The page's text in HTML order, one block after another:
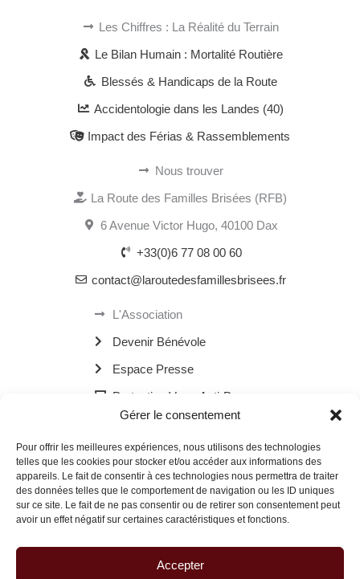
Gérer le consentement
Pour offrir les meilleures expériences, nous utilisons des technologies
telles que les cookies pour stocker et/ou accéder aux informations des
appareils. Le fait de consentir à ces technologies nous permettra de traiter
des données telles que le comportement de navigation ou les ID uniques
sur ce site. Le fait de ne pas consentir ou de retirer son consentement peut
avoir un effet négatif sur certaines caractéristiques et fonctions.
Accepter
Les Chiffres : La Réalité du Terrain
Le Bilan Humain : Mortalité Routière
Blessés & Handicaps de la Route
Accidentologie dans les Landes (40)
Impact des Férias & Rassemblements
Nous trouver
La Route des Familles Brisées (RFB)
6 Avenue Victor Hugo, 40100 Dax
+33(0)6 77 08 00 60
contact@laroutedesfamillesbrisees.fr
L'Association
Devenir Bénévole
Espace Presse
Protection Verre Anti-Drogue
Les Bornes Recharge Mobile
Les Navettes Kékébus
Menu